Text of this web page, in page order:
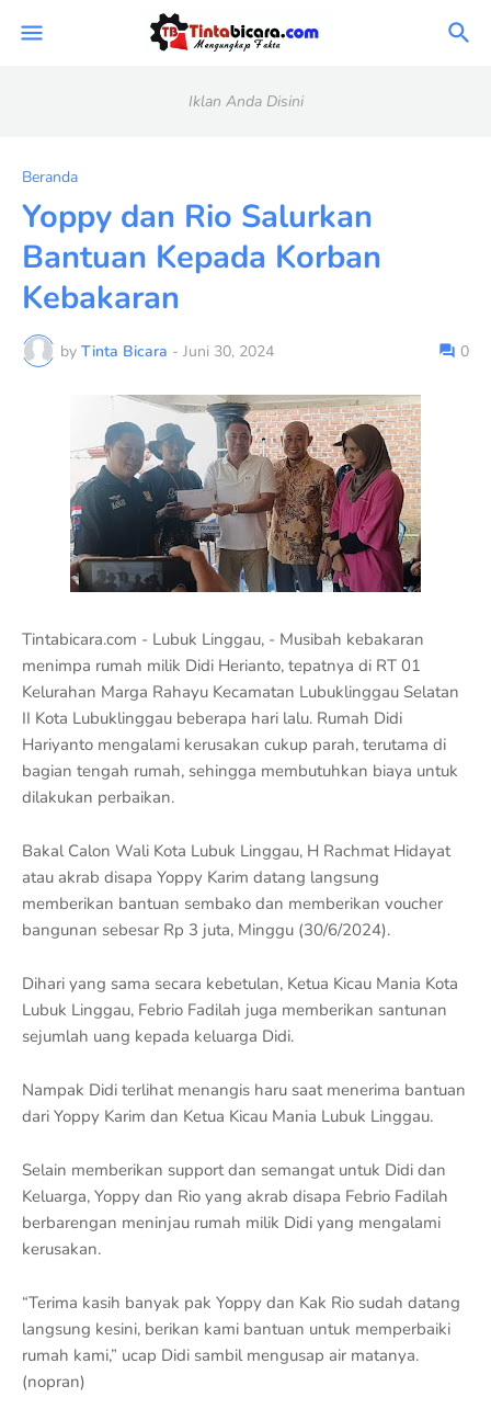
Iklan Anda Disini
Beranda
Yoppy dan Rio Salurkan
Bantuan Kepada Korban
Kebakaran
by Tinta Bicara - Juni 30, 2024 0
Tintabicara.com - Lubuk Linggau, - Musibah kebakaran
menimpa rumah milik Didi Herianto, tepatnya di RT 01
Kelurahan Marga Rahayu Kecamatan Lubuklinggau Selatan
II Kota Lubuklinggau beberapa hari lalu. Rumah Didi
Hariyanto mengalami kerusakan cukup parah, terutama di
bagian tengah rumah, sehingga membutuhkan biaya untuk
dilakukan perbaikan.
Bakal Calon Wali Kota Lubuk Linggau, H Rachmat Hidayat
atau akrab disapa Yoppy Karim datang langsung
memberikan bantuan sembako dan memberikan voucher
bangunan sebesar Rp 3 juta, Minggu (30/6/2024).
Dihari yang sama secara kebetulan, Ketua Kicau Mania Kota
Lubuk Linggau, Febrio Fadilah juga memberikan santunan
sejumlah uang kepada keluarga Didi.
Nampak Didi terlihat menangis haru saat menerima bantuan
dari Yoppy Karim dan Ketua Kicau Mania Lubuk Linggau.
Selain memberikan support dan semangat untuk Didi dan
Keluarga, Yoppy dan Rio yang akrab disapa Febrio Fadilah
berbarengan meninjau rumah milik Didi yang mengalami
kerusakan.
“Terima kasih banyak pak Yoppy dan Kak Rio sudah datang
langsung kesini, berikan kami bantuan untuk memperbaiki
rumah kami,” ucap Didi sambil mengusap air matanya.
(nopran)